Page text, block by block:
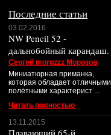
Последние статьи
03.02.2016
NW Pencil 52 -
дальнобойный карандаш.
Сергей morozzz Морозов
Миниатюрная приманка,
которая обладает отличными
полётными характерист ...
Читать полностью
13.11.2015
Плавающий 65-й.